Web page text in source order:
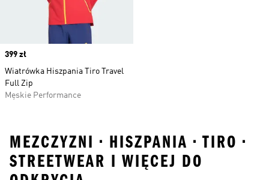
Price
399 zł
Wiatrówka Hiszpania Tiro Travel
Full Zip
Męskie Performance
MEZCZYZNI • HISZPANIA • TIRO •
STREETWEAR I WIĘCEJ DO